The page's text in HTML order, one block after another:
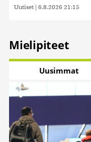
Uutiset | 6.8.2026 21:15
Mielipiteet
Uusimmat